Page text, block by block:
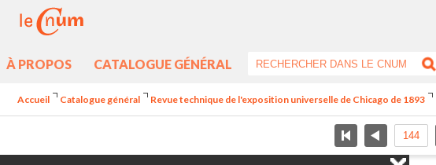
À PROPOS CATALOGUE GÉNÉRAL
Accueil Catalogue général Revue technique de l'exposition universelle de Chicago de 1893